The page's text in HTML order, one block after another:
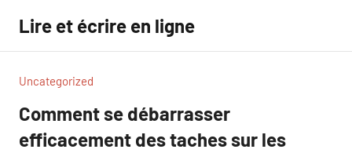
contenu
Lire et écrire en ligne
Uncategorized
Comment se débarrasser
efficacement des taches sur les